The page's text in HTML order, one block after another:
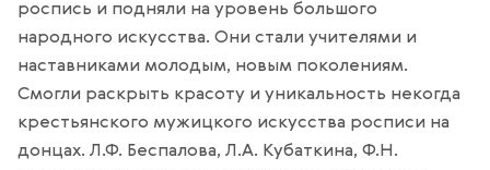
роспись и подняли на уровень большого
народного искусства. Они стали учителями и
наставниками молодым, новым поколениям.
Смогли раскрыть красоту и уникальность некогда
крестьянского мужицкого искусства росписи на
донцах. Л.Ф. Беспалова, Л.А. Кубаткина, Ф.Н.